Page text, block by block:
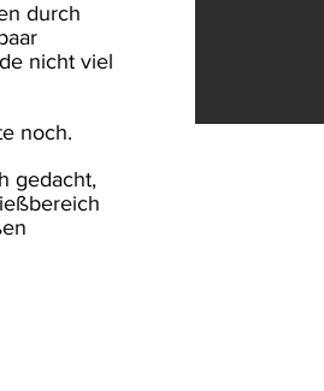
durch
nicht viel
noch.
gedacht,